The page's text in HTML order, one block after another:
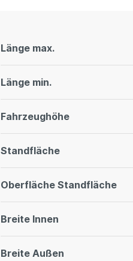
Länge max.
Länge min.
Fahrzeughöhe
Standfläche
Oberfläche Standfläche
Breite Innen
Breite Außen